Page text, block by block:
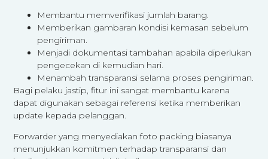
Membantu memverifikasi jumlah barang.
Memberikan gambaran kondisi kemasan sebelum
pengiriman.
Menjadi dokumentasi tambahan apabila diperlukan
pengecekan di kemudian hari.
Menambah transparansi selama proses pengiriman.
Bagi pelaku jastip, fitur ini sangat membantu karena
dapat digunakan sebagai referensi ketika memberikan
update kepada pelanggan.
Forwarder yang menyediakan foto packing biasanya
menunjukkan komitmen terhadap transparansi dan